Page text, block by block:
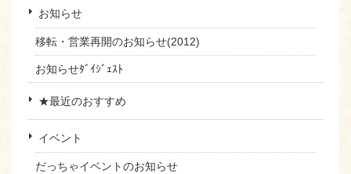
お知らせ
移転・営業再開のお知らせ(2012)
お知らせﾀﾞｲｼﾞｪｽﾄ
★最近のおすすめ
イベント
だっちゃイベントのお知らせ